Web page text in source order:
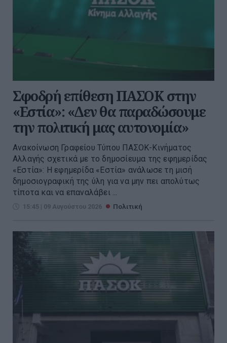
Σφοδρή επίθεση ΠΑΣΟΚ στην
«Εστία»: «Δεν θα παραδώσουμε
την πολιτική μας αυτονομία»
Ανακοίνωση Γραφείου Τύπου ΠΑΣΟΚ-Κινήματος
Αλλαγής σχετικά με το δημοσίευμα της εφημερίδας
«Εστία»: Η εφημερίδα «Εστία» ανάλωσε τη μισή
δημοσιογραφική της ύλη για να μην πει απολύτως
τίποτα και να επαναλάβει ...
15:45 | 09 Αυγούστου 2026 Πολιτική